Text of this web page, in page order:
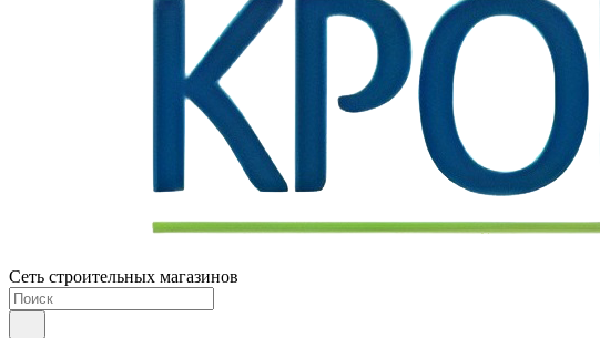
Сеть строительных магазинов